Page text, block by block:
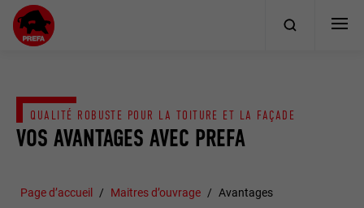
VOS AVANTAGES AVEC PREFA
QUALITÉ ROBUSTE POUR LA TOITURE ET LA FAÇADE
Page d’accueil Maitres d’ouvrage Avantages